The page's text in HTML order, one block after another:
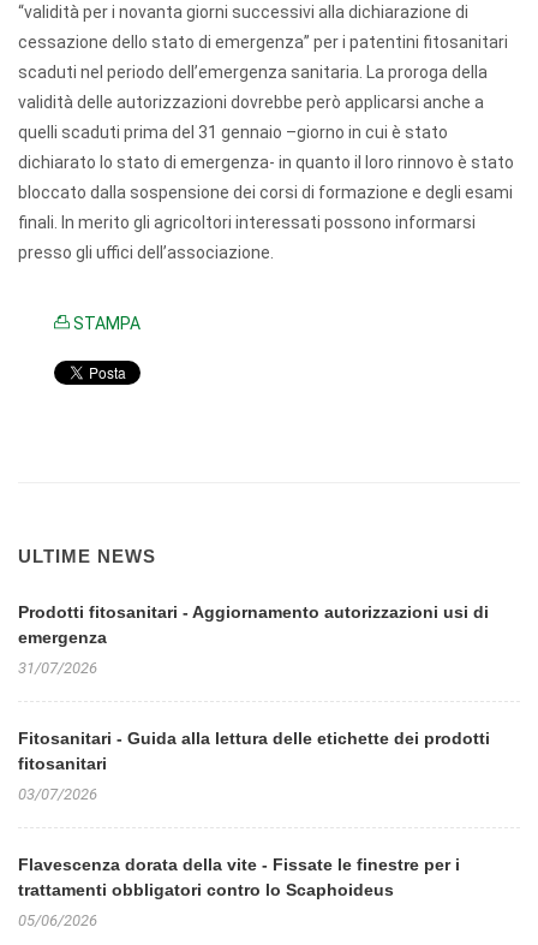
“validità per i novanta giorni successivi alla dichiarazione di
cessazione dello stato di emergenza” per i patentini fitosanitari
scaduti nel periodo dell’emergenza sanitaria. La proroga della
validità delle autorizzazioni dovrebbe però applicarsi anche a
quelli scaduti prima del 31 gennaio –giorno in cui è stato
dichiarato lo stato di emergenza- in quanto il loro rinnovo è stato
bloccato dalla sospensione dei corsi di formazione e degli esami
finali. In merito gli agricoltori interessati possono informarsi
presso gli uffici dell’associazione.
STAMPA
ULTIME NEWS
Prodotti fitosanitari - Aggiornamento autorizzazioni usi di
emergenza
31/07/2026
Fitosanitari - Guida alla lettura delle etichette dei prodotti
fitosanitari
03/07/2026
Flavescenza dorata della vite - Fissate le finestre per i
trattamenti obbligatori contro lo Scaphoideus
05/06/2026